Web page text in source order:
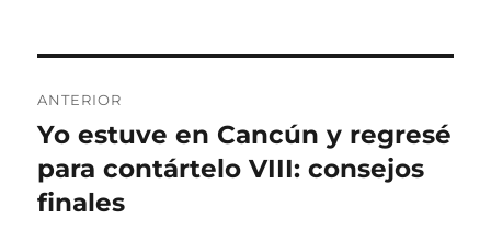
de
entradas
ANTERIOR
Entrada
anterior:
Yo estuve en Cancún y regresé
para contártelo VIII: consejos
finales